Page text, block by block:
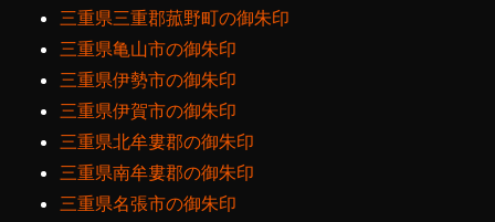
三重県三重郡菰野町の御朱印
三重県亀山市の御朱印
三重県伊勢市の御朱印
三重県伊賀市の御朱印
三重県北牟婁郡の御朱印
三重県南牟婁郡の御朱印
三重県名張市の御朱印